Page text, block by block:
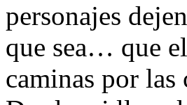
personajes
que sea… que
caminas por las